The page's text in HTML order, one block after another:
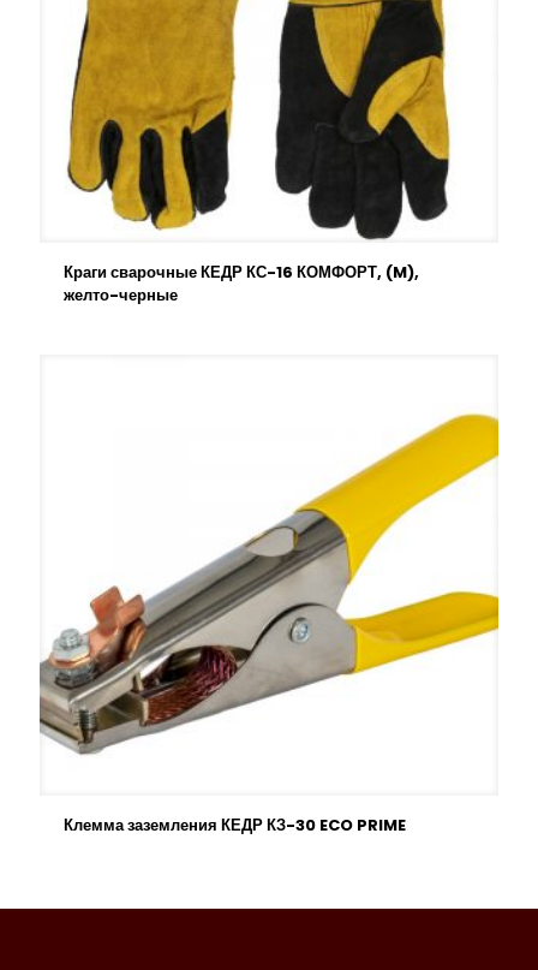
Краги сварочные КЕДР КС-16 КОМФОРТ, (M),
желто-черные
Клемма заземления КЕДР КЗ-30 ECO PRIME